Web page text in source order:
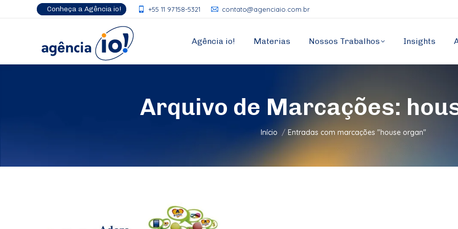
Conheça a Agência io! +55 11 97158-5321 contato@agenciaio.com.br
Agência io! Materias Nossos Trabalhos Insights
Arquivo de Marcações:
Você está aqui:
Início Entradas com marcações "house organ"